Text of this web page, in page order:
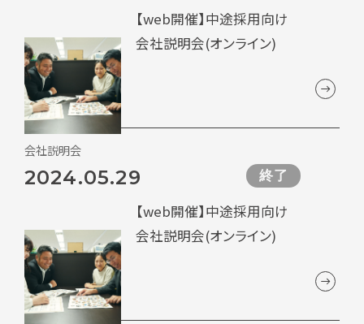
【web開催】中途採用向け
会社説明会(オンライン)
2024.05.29 終了
【web開催】中途採用向け
会社説明会(オンライン)
会社説明会